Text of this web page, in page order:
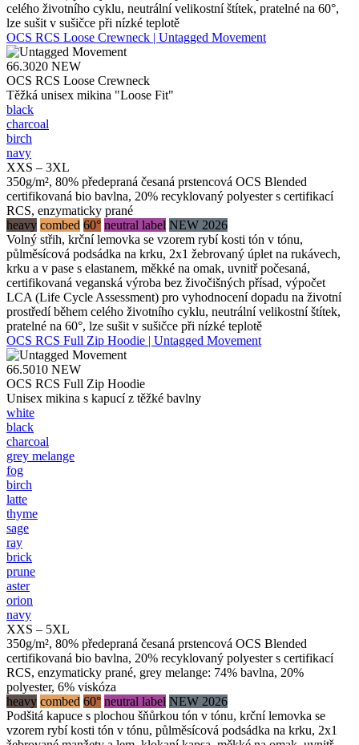
celého životního cyklu, neutrální velikostní štítek, pratelné na 60°,
lze sušit v sušičce při nízké teplotě
OCS RCS Loose Crewneck | Untagged Movement
66.3020 NEW
OCS RCS Loose Crewneck
Těžká unisex mikina "Loose Fit"
black
charcoal
birch
navy
XXS – 3XL
350g/m², 80% předepraná česaná prstencová OCS Blended
certifikovaná bio bavlna, 20% recyklovaný polyester s certifikací
RCS, enzymaticky prané
heavy combed 60° neutral label NEW 2026
Volný střih, krční lemovka se vzorem rybí kosti tón v tónu,
půlměsícová podsádka na krku, 2x1 žebrovaný úplet na rukávech,
krku a v pase s elastanem, měkké na omak, uvnitř počesaná,
certifikovaná veganská výroba bez živočišných přísad, výpočet
LCA (Life Cycle Assessment) pro vyhodnocení dopadu na životní
prostředí během celého životního cyklu, neutrální velikostní štítek,
pratelné na 60°, lze sušit v sušičce při nízké teplotě
OCS RCS Full Zip Hoodie | Untagged Movement
66.5010 NEW
OCS RCS Full Zip Hoodie
Unisex mikina s kapucí z těžké bavlny
white
black
charcoal
grey melange
fog
birch
latte
thyme
sage
ray
brick
prune
aster
orion
navy
XXS – 5XL
350g/m², 80% předepraná česaná prstencová OCS Blended
certifikovaná bio bavlna, 20% recyklovaný polyester s certifikací
RCS, enzymaticky prané, grey melange: 74% bavlna, 20%
polyester, 6% viskóza
heavy combed 60° neutral label NEW 2026
Podšitá kapuce s plochou šňůrkou tón v tónu, krční lemovka se
vzorem rybí kosti tón v tónu, půlměsícová podsádka na krku, 2x1